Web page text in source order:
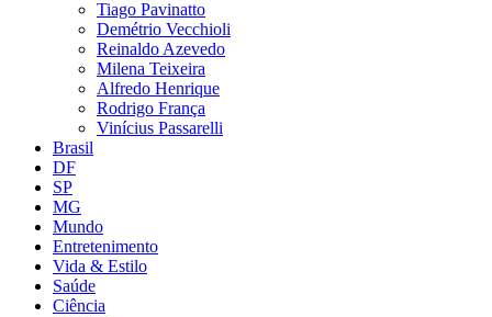
Tiago Pavinatto
Demétrio Vecchioli
Reinaldo Azevedo
Milena Teixeira
Alfredo Henrique
Rodrigo França
Vinícius Passarelli
Brasil
DF
SP
MG
Mundo
Entretenimento
Vida & Estilo
Saúde
Ciência